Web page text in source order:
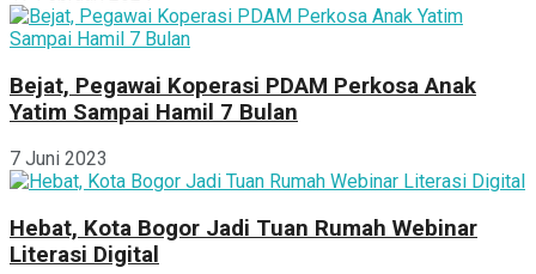
Bejat, Pegawai Koperasi PDAM Perkosa Anak
Yatim Sampai Hamil 7 Bulan
7 Juni 2023
Hebat, Kota Bogor Jadi Tuan Rumah Webinar
Literasi Digital